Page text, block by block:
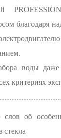
благодаря
воды
критериях
слов об
стекла